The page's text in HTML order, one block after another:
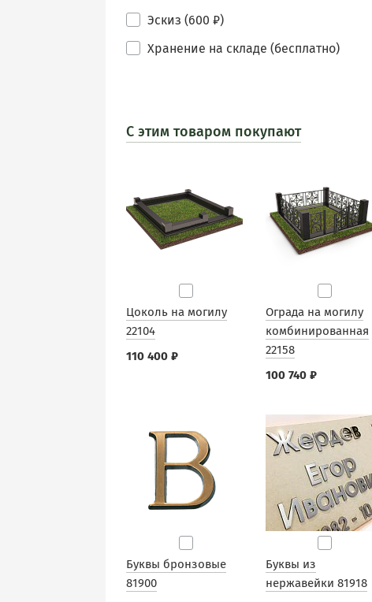
Эскиз (600 ₽)
Хранение на складе (бесплатно)
С этим товаром покупают
Цоколь на могилу
22104
110 400 ₽
Ограда на могилу
комбинированная
22158
100 740 ₽
Буквы бронзовые
81900
Буквы из
нержавейки 81918